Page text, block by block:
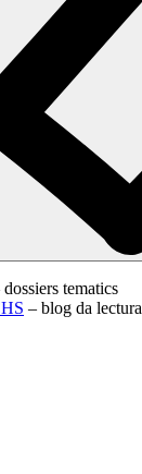
dossiers tematics
– blog da lectura